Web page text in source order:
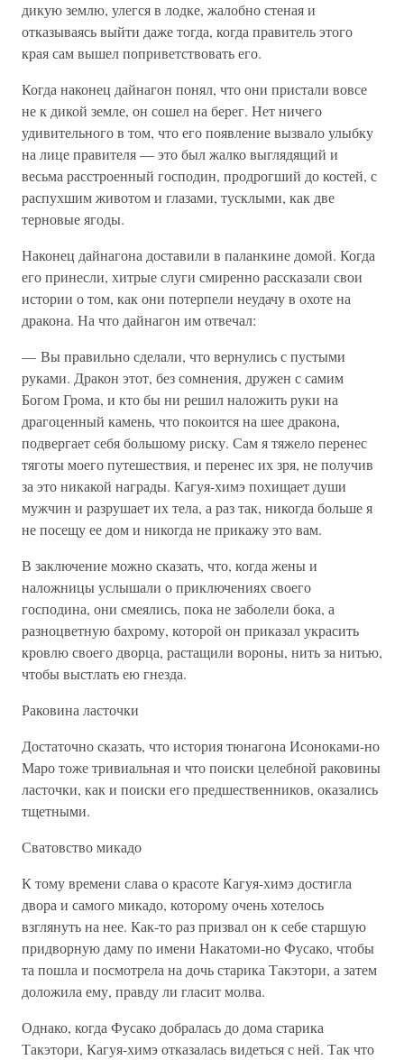
дикую землю, улегся в лодке, жалобно стеная и
отказываясь выйти даже тогда, когда правитель этого
края сам вышел поприветствовать его.
Когда наконец дайнагон понял, что они пристали вовсе
не к дикой земле, он сошел на берег. Нет ничего
удивительного в том, что его появление вызвало улыбку
на лице правителя — это был жалко выглядящий и
весьма расстроенный господин, продрогший до костей, с
распухшим животом и глазами, тусклыми, как две
терновые ягоды.
Наконец дайнагона доставили в паланкине домой. Когда
его принесли, хитрые слуги смиренно рассказали свои
истории о том, как они потерпели неудачу в охоте на
дракона. На что дайнагон им отвечал:
— Вы правильно сделали, что вернулись с пустыми
руками. Дракон этот, без сомнения, дружен с самим
Богом Грома, и кто бы ни решил наложить руки на
драгоценный камень, что покоится на шее дракона,
подвергает себя большому риску. Сам я тяжело перенес
тяготы моего путешествия, и перенес их зря, не получив
за это никакой награды. Кагуя-химэ похищает души
мужчин и разрушает их тела, а раз так, никогда больше я
не посещу ее дом и никогда не прикажу это вам.
В заключение можно сказать, что, когда жены и
наложницы услышали о приключениях своего
господина, они смеялись, пока не заболели бока, а
разноцветную бахрому, которой он приказал украсить
кровлю своего дворца, растащили вороны, нить за нитью,
чтобы выстлать ею гнезда.
Раковина ласточки
Достаточно сказать, что история тюнагона Исоноками-но
Маро тоже тривиальная и что поиски целебной раковины
ласточки, как и поиски его предшественников, оказались
тщетными.
Сватовство микадо
К тому времени слава о красоте Кагуя-химэ достигла
двора и самого микадо, которому очень хотелось
взглянуть на нее. Как-то раз призвал он к себе старшую
придворную даму по имени Накатоми-но Фусако, чтобы
та пошла и посмотрела на дочь старика Такэтори, а затем
доложила ему, правду ли гласит молва.
Однако, когда Фусако добралась до дома старика
Такэтори, Кагуя-химэ отказалась видеться с ней. Так что